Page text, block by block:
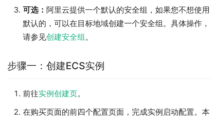
可选： 阿里云提供一个默认的安全组，如果您不想使用
默认的，可以在目标地域创建一个安全组。具体操作，
请参见创建安全组。
步骤一：创建ECS实例
前往实例创建页。
在购买页面的前四个配置页面，完成实例启动配置。本